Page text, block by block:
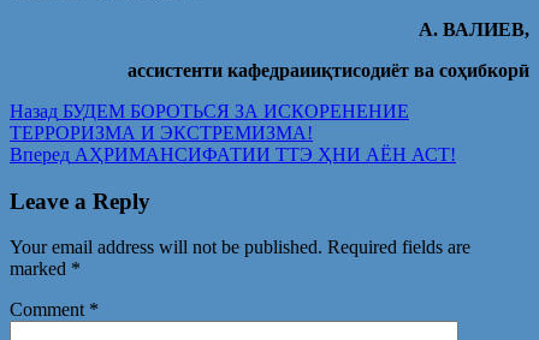
А. ВАЛИЕВ,
ассистенти кафедраииқтисодиёт ва соҳибкорӣ
Post
navigation
Назад Предыдущая
запись:
БУДЕМ БОРОТЬСЯ ЗА ИСКОРЕНЕНИЕ
ТЕРРОРИЗМА И ЭКСТРЕМИЗМА!
Вперед Следующая
АҲРИМАНСИФАТИИ ТТЭ ҲНИ АЁН АСТ!
Leave a Reply
Your email address will not be published. Required fields are
marked *
Comment *